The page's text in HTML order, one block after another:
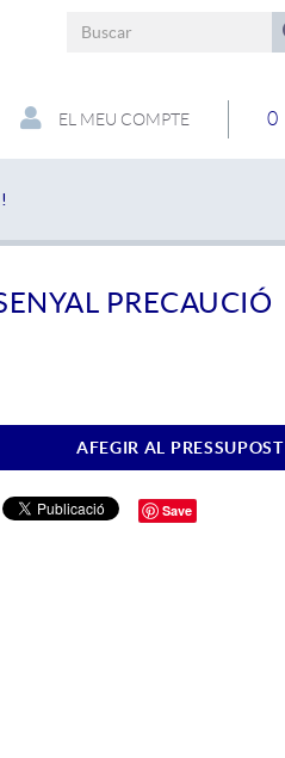
0
EL MEU COMPTE
PRECAUCIÓ
AFEGIR AL PRESSUPOST
Save